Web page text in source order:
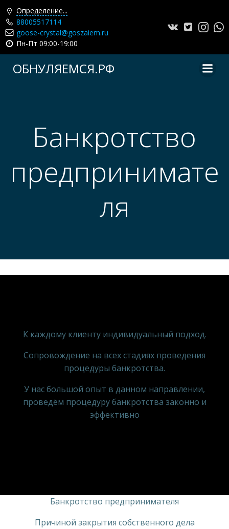
Определение...
88005517114
goose-crystal@goszaiem.ru
Пн-Пт 09:00-19:00
ОБНУЛЯЕМСЯ.РФ
Банкротство
предпринимате
ля
К каждому клиенту индивидуальный подход.
Сопровождение на всех стадиях проведения
процедуры банкротства.
У нас большой опыт в данном направлении,
проведём процедуру банкротства законно и
эффективно
Банкротство предпринимателя
Причиной закрытия собственного дела